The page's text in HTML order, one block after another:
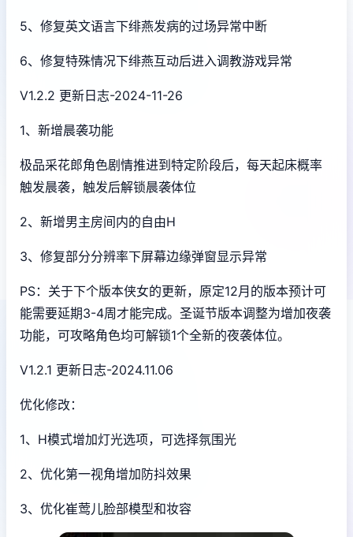
5、修复英文语言下绯燕发病的过场异常中断
6、修复特殊情况下绯燕互动后进入调教游戏异常
V1.2.2 更新日志-2024-11-26
1、新增晨袭功能
极品采花郎角色剧情推进到特定阶段后，每天起床概率
触发晨袭，触发后解锁晨袭体位
2、新增男主房间内的自由H
3、修复部分分辨率下屏幕边缘弹窗显示异常
PS：关于下个版本侠女的更新，原定12月的版本预计可
能需要延期3-4周才能完成。圣诞节版本调整为增加夜袭
功能，可攻略角色均可解锁1个全新的夜袭体位。
V1.2.1 更新日志-2024.11.06
优化修改：
1、H模式增加灯光选项，可选择氛围光
2、优化第一视角增加防抖效果
3、优化崔莺儿脸部模型和妆容